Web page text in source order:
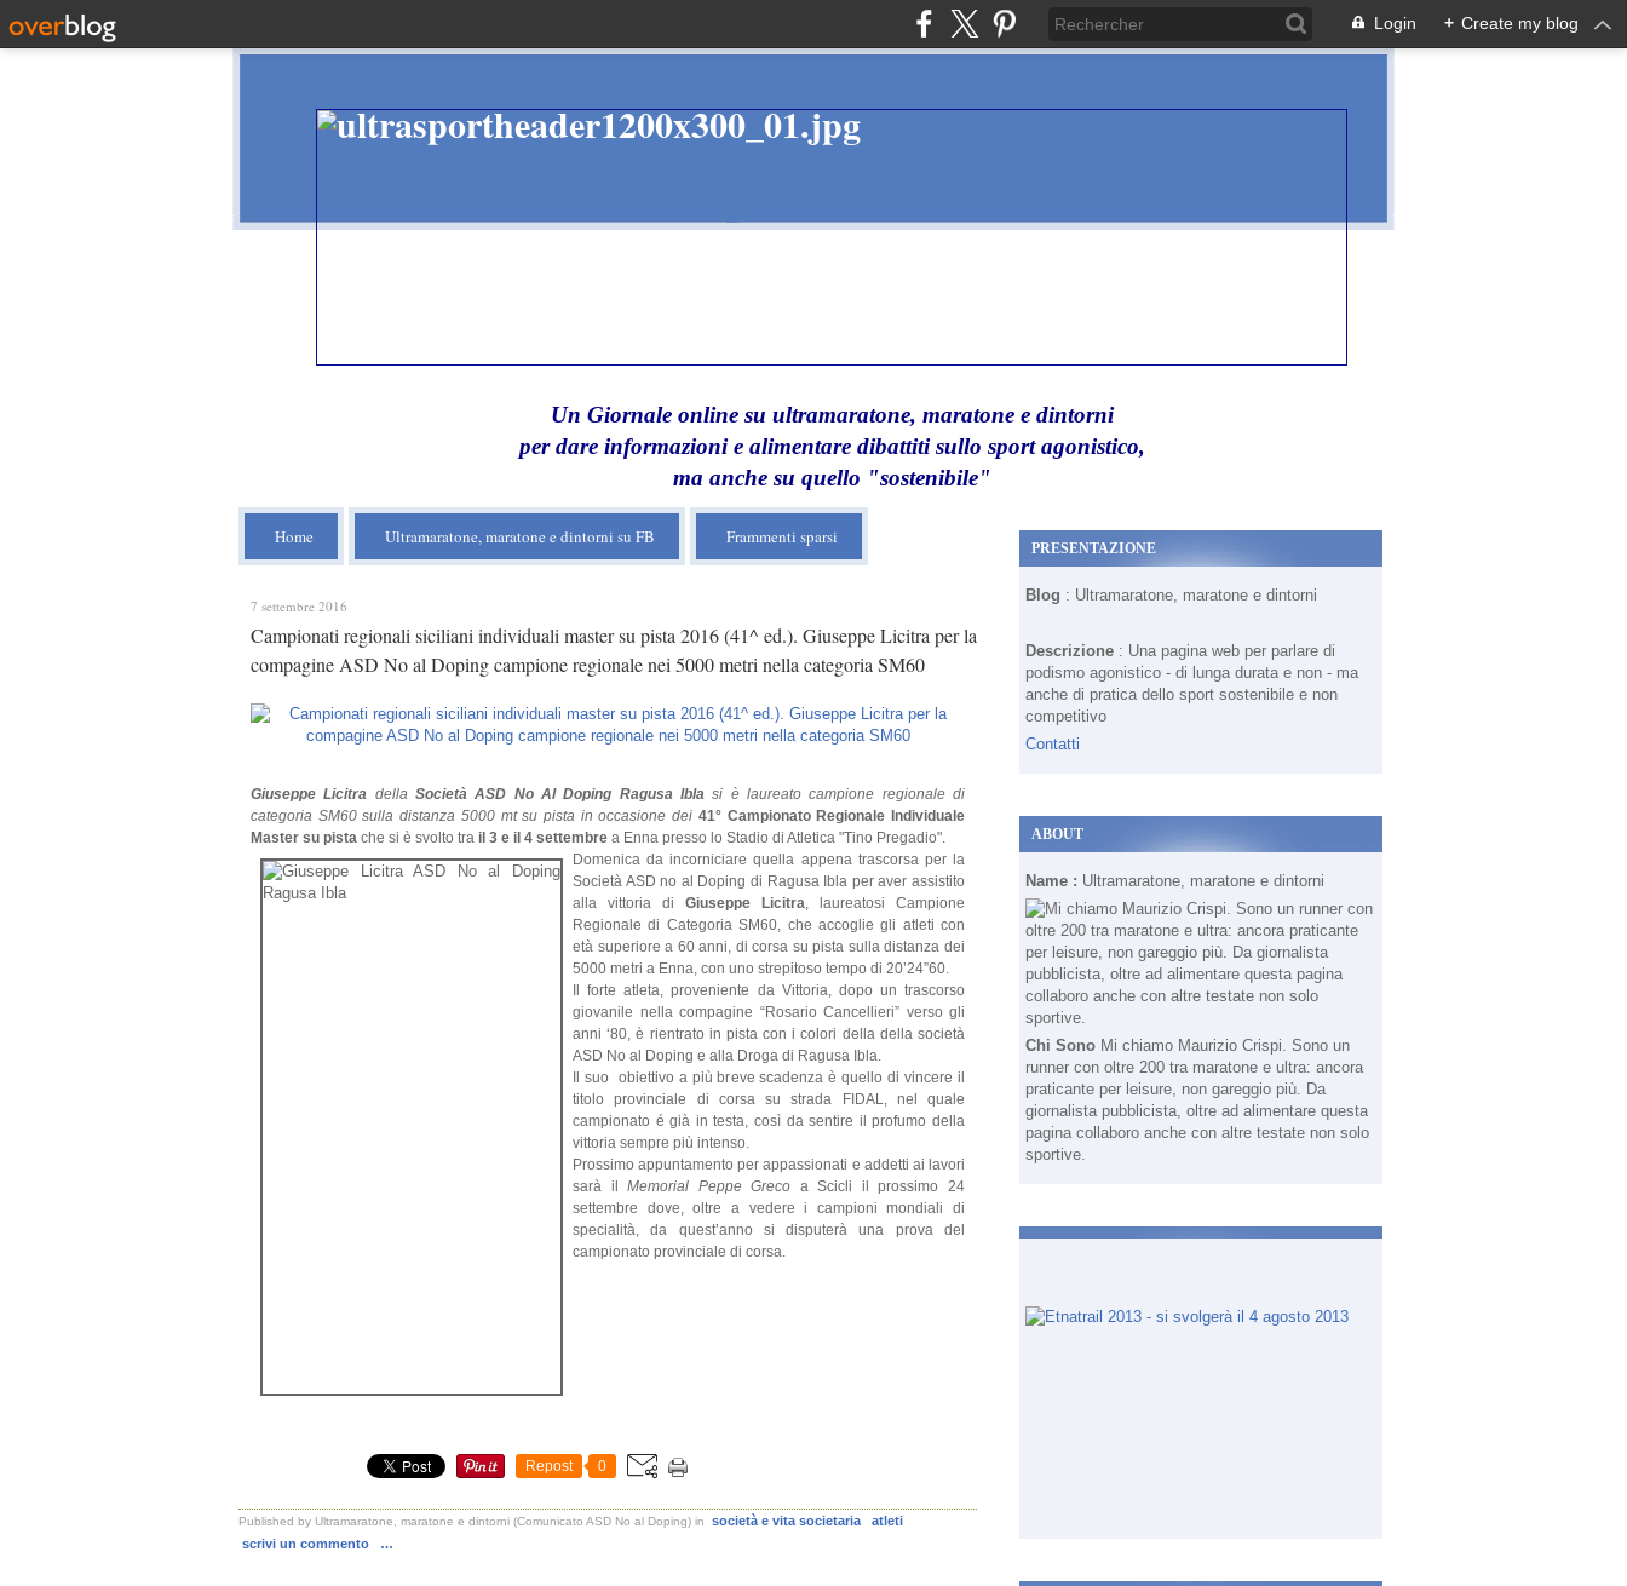
Login + Create my blog
Un Giornale online su ultramaratone, maratone e dintorni
per dare informazioni e alimentare dibattiti sullo sport agonistico,
ma anche su quello "sostenibile"
Home Ultramaratone, maratone e dintorni su FB Frammenti sparsi
7 settembre 2016
Campionati regionali siciliani individuali master su pista 2016 (41^ ed.). Giuseppe Licitra per la
compagine ASD No al Doping campione regionale nei 5000 metri nella categoria SM60
Giuseppe Licitra dellaSocietà ASD No Al Doping Ragusa Ibla si è laureato campione regionale di
categoria SM60 sulla distanza 5000 mt su pista in occasione dei 41° Campionato Regionale Individuale
Master su pista che si è svolto tra il 3 e il 4 settembre a Enna presso lo Stadio di Atletica "Tino Pregadio".
Domenica da incorniciare quella appena trascorsa per la
Società ASD no al Doping di Ragusa Ibla per aver assistito
alla vittoria di Giuseppe Licitra, laureatosi Campione
Regionale di Categoria SM60, che accoglie gli atleti con
età superiore a 60 anni, di corsa su pista sulla distanza dei
5000 metri a Enna, con uno strepitoso tempo di 20’24”60.
Il forte atleta, proveniente da Vittoria, dopo un trascorso
giovanile nella compagine “Rosario Cancellieri” verso gli
anni ‘80, è rientrato in pista con i colori della della società
ASD No al Doping e alla Droga di Ragusa Ibla.
Il suo obiettivo a più breve scadenza è quello di vincere il
titolo provinciale di corsa su strada FIDAL, nel quale
campionato é già in testa, così da sentire il profumo della
vittoria sempre più intenso.
Prossimo appuntamento per appassionati e addetti ai lavori
sarà ilMemorial Peppe Greco a Scicli il prossimo 24
settembre dove, oltre a vedere i campioni mondiali di
specialità, da quest’anno si disputerà una prova del
campionato provinciale di corsa.
Repost 0
Published by Ultramaratone, maratone e dintorni (Comunicato ASD No al Doping) in società e vita societaria
atleti
scrivi un commento
…
PRESENTAZIONE
Blog : Ultramaratone, maratone e dintorni
Descrizione : Una pagina web per parlare di
podismo agonistico - di lunga durata e non - ma
anche di pratica dello sport sostenibile e non
competitivo
Contatti
ABOUT
Name : Ultramaratone, maratone e dintorni
Chi Sono Mi chiamo Maurizio Crispi. Sono un
runner con oltre 200 tra maratone e ultra: ancora
praticante per leisure, non gareggio più. Da
giornalista pubblicista, oltre ad alimentare questa
pagina collaboro anche con altre testate non solo
sportive.